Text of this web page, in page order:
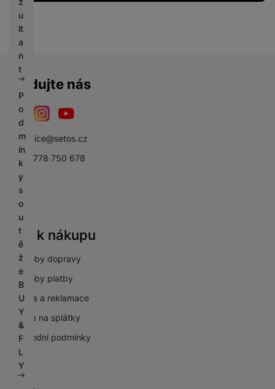
u
lt
a
n
t
P
o
d
m
ín
k
y
s
o
u
t
ě
ž
e
B
U
Y
&
F
L
Y
Sledujte nás
Facebook
sbsoffice@setos.cz
+420 778 750 678
Vše k nákupu
Způsoby dopravy
Způsoby platby
Záruka a reklamace
Nákup na splátky
Obchodní podmínky
GDPR